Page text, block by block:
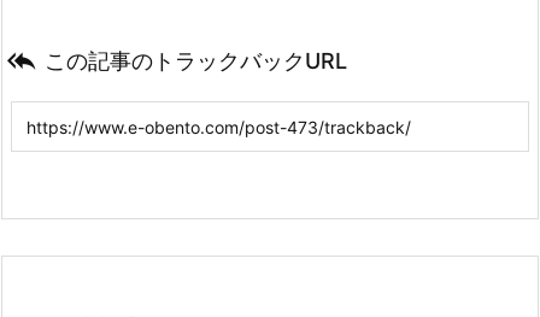
 この記事のトラックバックURL